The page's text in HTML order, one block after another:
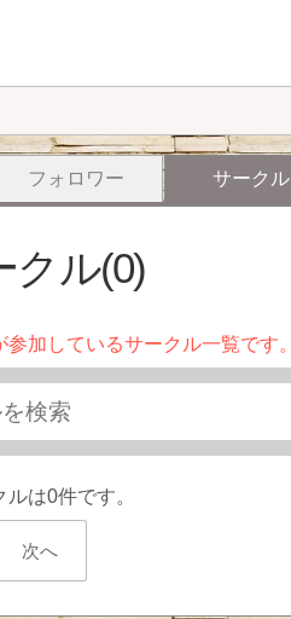
フォロワー サークル
クル(0)
参加しているサークル一覧です。
は0件です。
次へ